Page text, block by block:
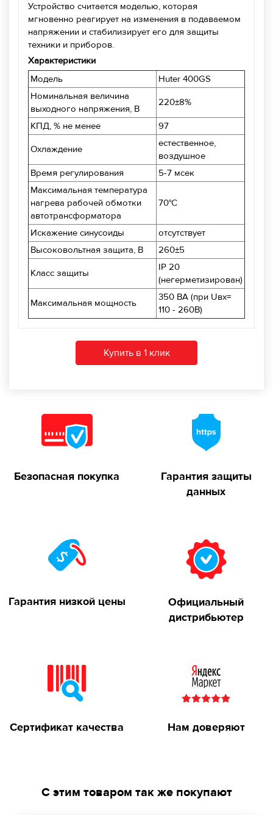
Устройство считается моделью, которая
мгновенно реагирует на изменения в подаваемом
напряжении и стабилизирует его для защиты
техники и приборов.
Характеристики
Модель
Huter 400GS
Номинальная величина
выходного напряжения, В
220±8%
КПД, % не менее
97
Охлаждение
естественное,
воздушное
Время регулирования
5-7 мсек
Максимальная температура
нагрева рабочей обмотки
автотрансформатора
70°С
Искажение синусоиды
отсутствует
Высоковольтная защита, В
260±5
Класс защиты
IP 20
(негерметизирован)
Максимальная мощность
350 ВА (при Uвх=
110 - 260В)
Купить в 1 клик
Безопасная покупка
Гарантия защиты
данных
Гарантия низкой цены
Официальный
дистрибьютер
Сертификат качества Нам доверяют
С этим товаром так же покупают